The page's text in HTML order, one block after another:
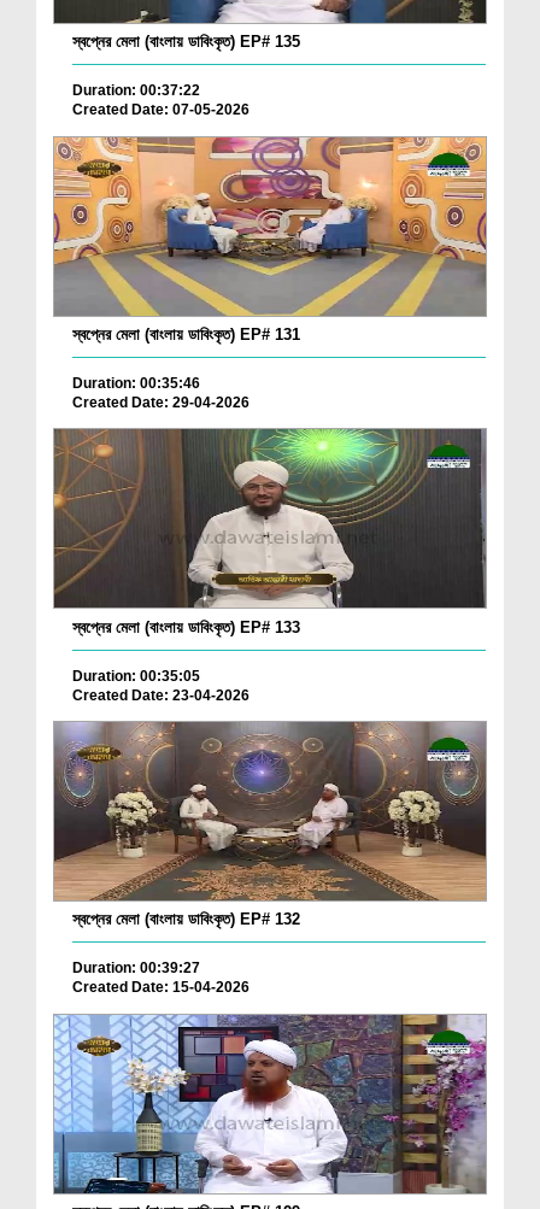
স্বপ্নের মেলা (বাংলায় ডাবিংকৃত) EP# 135
Duration: 00:37:22
Created Date: 07-05-2026
স্বপ্নের মেলা (বাংলায় ডাবিংকৃত) EP# 131
Duration: 00:35:46
Created Date: 29-04-2026
স্বপ্নের মেলা (বাংলায় ডাবিংকৃত) EP# 133
Duration: 00:35:05
Created Date: 23-04-2026
স্বপ্নের মেলা (বাংলায় ডাবিংকৃত) EP# 132
Duration: 00:39:27
Created Date: 15-04-2026